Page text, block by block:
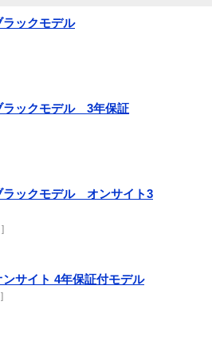
ックモデル
ラックモデル 3年保証
ラックモデル オンサイト3
サイト 4年保証付モデル